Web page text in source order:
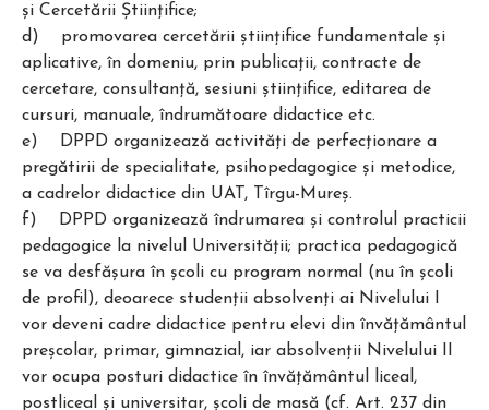
și Cercetării Științifice;
d) promovarea cercetării ştiinţifice fundamentale şi
aplicative, în domeniu, prin publicaţii, contracte de
cercetare, consultanţă, sesiuni ştiinţifice, editarea de
cursuri, manuale, îndrumătoare didactice etc.
e) DPPD organizează activităţi de perfecţionare a
pregătirii de specialitate, psihopedagogice şi metodice,
a cadrelor didactice din UAT, Tîrgu-Mureş.
f) DPPD organizează îndrumarea şi controlul practicii
pedagogice la nivelul Universităţii; practica pedagogică
se va desfăşura în şcoli cu program normal (nu în şcoli
de profil), deoarece studenţii absolvenţi ai Nivelului I
vor deveni cadre didactice pentru elevi din învăţământul
preşcolar, primar, gimnazial, iar absolvenţii Nivelului II
vor ocupa posturi didactice în învăţământul liceal,
postliceal şi universitar, şcoli de masă (cf. Art. 237 din